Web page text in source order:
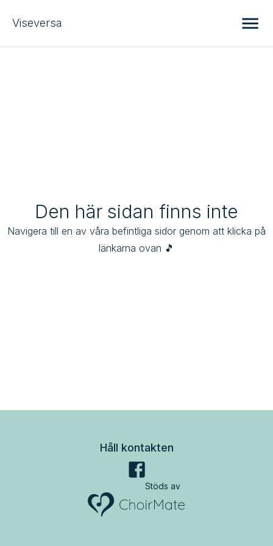
Viseversa
Den här sidan finns inte
Navigera till en av våra befintliga sidor genom att klicka på
länkarna ovan 🎵
Håll kontakten
Stöds av